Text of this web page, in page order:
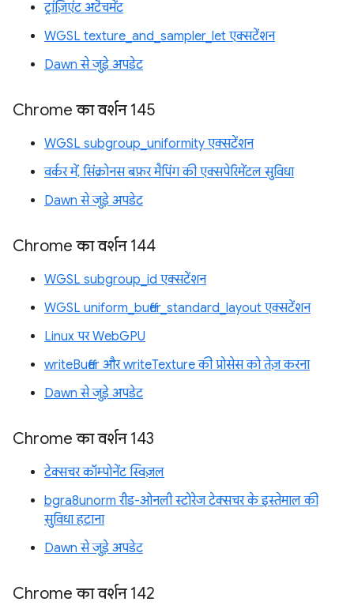
ट्रांज़िएंट अटैचमेंट
WGSL texture_and_sampler_let एक्सटेंशन
Dawn से जुड़े अपडेट
Chrome का वर्शन 145
WGSL subgroup_uniformity एक्सटेंशन
वर्कर में, सिंक्रोनस बफ़र मैपिंग की एक्सपेरिमेंटल सुविधा
Dawn से जुड़े अपडेट
Chrome का वर्शन 144
WGSL subgroup_id एक्सटेंशन
WGSL uniform_buffer_standard_layout एक्सटेंशन
Linux पर WebGPU
writeBuffer और writeTexture की प्रोसेस को तेज़ करना
Dawn से जुड़े अपडेट
Chrome का वर्शन 143
टेक्सचर कॉम्पोनेंट स्विज़ल
bgra8unorm रीड-ओनली स्टोरेज टेक्सचर के इस्तेमाल की
सुविधा हटाना
Dawn से जुड़े अपडेट
Chrome का वर्शन 142